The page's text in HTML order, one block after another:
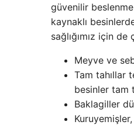
güvenilir
kaynaklı
sağlığımız için de
Meyve ve
Tam tahıllar
besinler tam
Baklagiller